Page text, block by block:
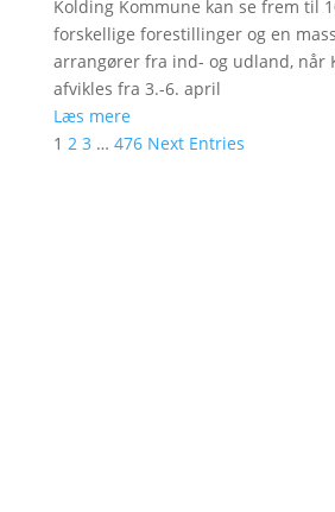
Kolding Kommune kan se frem til
forskellige forestillinger og en
arrangører fra ind- og udland, når
afvikles fra 3.-6. april
Læs mere
1 2 3 … 476 Next Entries